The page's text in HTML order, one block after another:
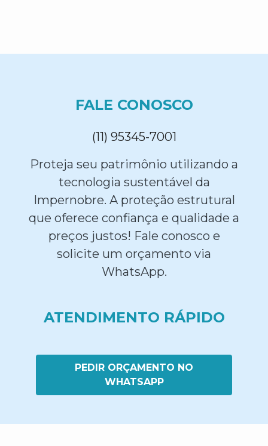
FALE CONOSCO
(11) 95345-7001
Proteja seu patrimônio utilizando a
tecnologia sustentável da
Impernobre. A proteção estrutural
que oferece confiança e qualidade a
preços justos! Fale conosco e
solicite um orçamento via
WhatsApp.
ATENDIMENTO RÁPIDO
PEDIR ORÇAMENTO NO
WHATSAPP